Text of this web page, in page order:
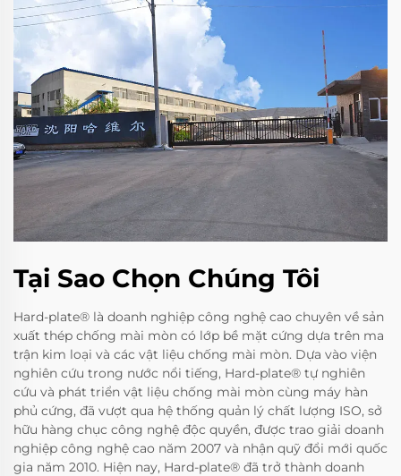
Tại Sao Chọn Chúng Tôi
Hard-plate® là doanh nghiệp công nghệ cao chuyên về sản
xuất thép chống mài mòn có lớp bề mặt cứng dựa trên ma
trận kim loại và các vật liệu chống mài mòn. Dựa vào viện
nghiên cứu trong nước nổi tiếng, Hard-plate® tự nghiên
cứu và phát triển vật liệu chống mài mòn cùng máy hàn
phủ cứng, đã vượt qua hệ thống quản lý chất lượng ISO, sở
hữu hàng chục công nghệ độc quyền, được trao giải doanh
nghiệp công nghệ cao năm 2007 và nhận quỹ đổi mới quốc
gia năm 2010. Hiện nay, Hard-plate® đã trở thành doanh